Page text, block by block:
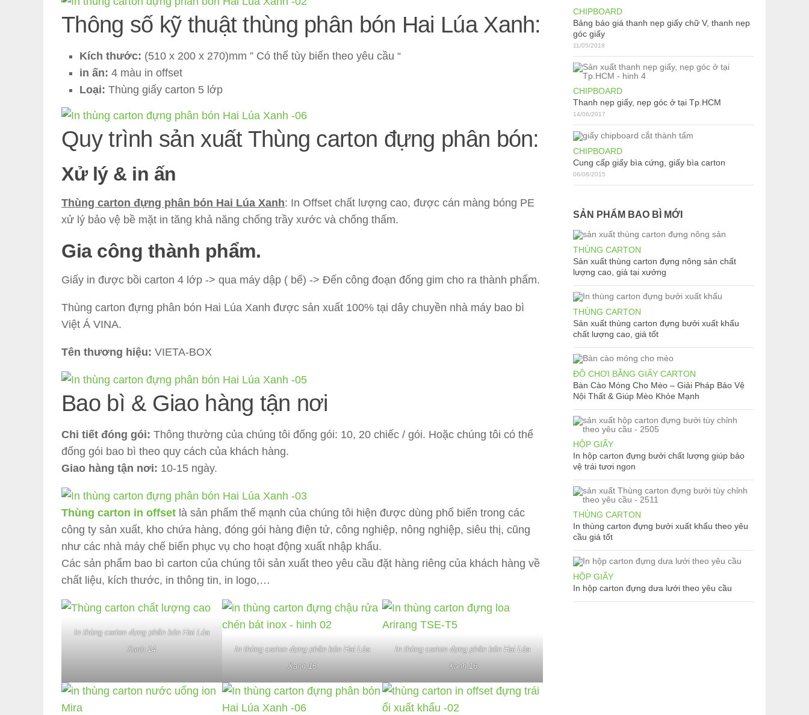
Thông số kỹ thuật thùng phân bón Hai Lúa Xanh:
Kích thước: (510 x 200 x 270)mm ” Có thể tùy biến theo yêu cầu “
in ấn: 4 màu in offset
Loại: Thùng giấy carton 5 lớp
Quy trình sản xuất Thùng carton đựng phân bón:
Xử lý & in ấn
Thùng carton đựng phân bón Hai Lúa Xanh: In Offset chất lượng cao, được cán màng bóng PE
xử lý bảo vệ bề mặt in tăng khả năng chống trầy xước và chống thấm.
Gia công thành phẩm.
Giấy in được bồi carton 4 lớp -> qua máy dập ( bế) -> Đến công đoạn đống gim cho ra thành phẩm.
Thùng carton đựng phân bón Hai Lúa Xanh được sản xuất 100% tại dây chuyền nhà máy bao bì
Việt Á VINA.
Tên thương hiệu: VIETA-BOX
Bao bì & Giao hàng tận nơi
Chi tiết đóng gói: Thông thường của chúng tôi đống gói: 10, 20 chiếc / gói. Hoặc chúng tôi có thể
đống gói bao bì theo quy cách của khách hàng.
Giao hàng tận nơi: 10-15 ngày.
Thùng carton in offset là sản phẩm thế mạnh của chúng tôi hiện được dùng phổ biến trong các
công ty sản xuất, kho chứa hàng, đóng gói hàng điện tử, công nghiệp, nông nghiệp, siêu thị, cũng
như các nhà máy chế biến phục vụ cho hoạt động xuất nhập khẩu.
Các sản phẩm bao bì carton của chúng tôi sản xuất theo yêu cầu đặt hàng riêng của khách hàng về
chất liệu, kích thước, in thông tin, in logo,…
In thùng carton đựng phân bón Hai Lúa
Xanh 14
In thùng carton đựng phân bón Hai Lúa
Xanh 15
In thùng carton đựng phân bón Hai Lúa
Xanh 16
CHIPBOARD
Bảng báo giá thanh nẹp giấy chữ V, thanh nẹp
góc giấy
11/05/2018
CHIPBOARD
Thanh nẹp giấy, nẹp góc ở tại Tp.HCM
14/06/2017
CHIPBOARD
Cung cấp giấy bìa cứng, giấy bìa carton
06/08/2015
SẢN PHẨM BAO BÌ MỚI
THÙNG CARTON
Sản xuất thùng carton đựng nông sản chất
lượng cao, giá tại xưởng
THÙNG CARTON
Sản xuất thùng carton đựng bưởi xuất khẩu
chất lượng cao, giá tốt
ĐỒ CHƠI BẰNG GIẤY CARTON
Bàn Cào Móng Cho Mèo – Giải Pháp Bảo Vệ
Nội Thất & Giúp Mèo Khỏe Mạnh
HỘP GIẤY
In hộp carton đựng bưởi chất lượng giúp bảo
vệ trái tươi ngon
THÙNG CARTON
In thùng carton đựng bưởi xuất khẩu theo yêu
cầu giá tốt
HỘP GIẤY
In hộp carton đựng dưa lưới theo yêu cầu